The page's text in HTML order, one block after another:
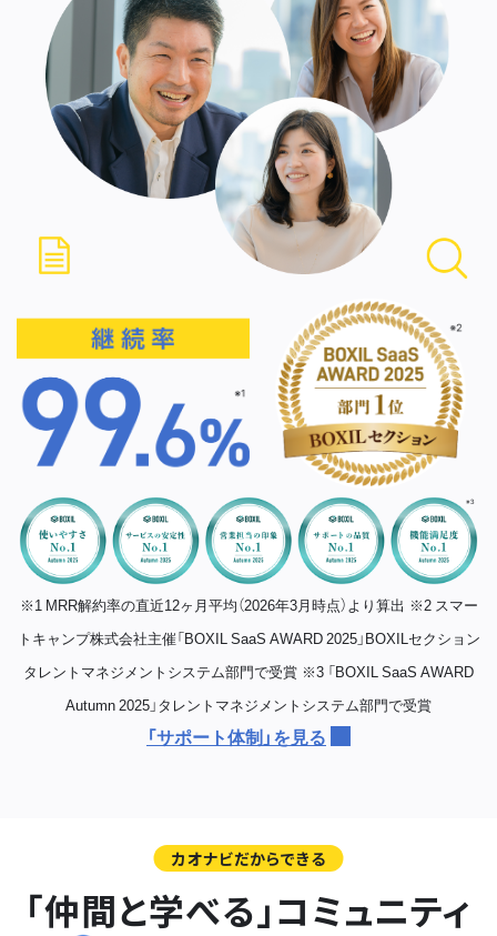
※1 MRR解約率の直近12ヶ月平均（2026年3月時点）より算出 ※2 スマー
トキャンプ株式会社主催「BOXIL SaaS AWARD 2025」BOXILセクション
タレントマネジメントシステム部門で受賞 ※3 「BOXIL SaaS AWARD
Autumn 2025」タレントマネジメントシステム部門で受賞
「サポート体制」を見る
カオナビだからできる
「仲間と学べる」コミュニティ